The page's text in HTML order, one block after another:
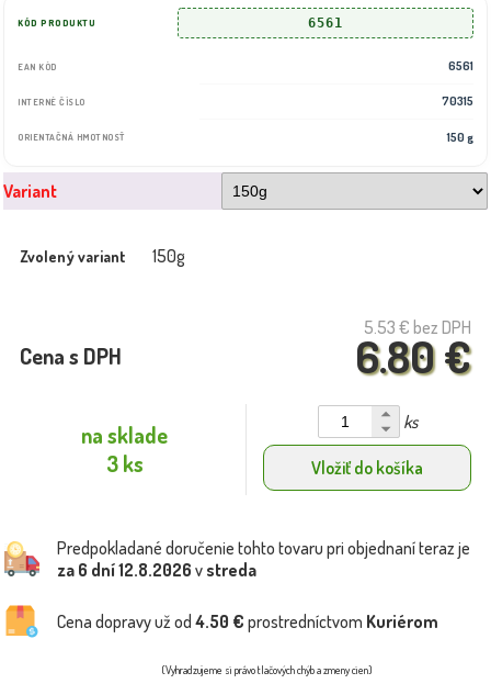
KÓD PRODUKTU 6561
EAN KÓD 6561
INTERNÉ ČÍSLO 70315
ORIENTAČNÁ HMOTNOSŤ 150 g
Variant
Zvolený variant 150g
5.53 € bez DPH
6.80 €
Cena s DPH
na sklade
3 ks
ks
Vložiť do košíka
Predpokladané doručenie tohto tovaru pri objednaní teraz je
za 6 dní12.8.2026 v streda
Cena dopravy už od 4.50 € prostredníctvom Kuriérom
(Vyhradzujeme si právo tlačových chýb a zmeny cien)